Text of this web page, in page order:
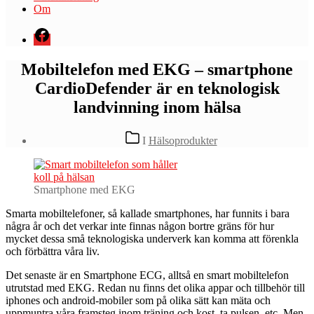
Om
Menyval
Mobiltelefon med EKG – smartphone
CardioDefender är en teknologisk
landvinning inom hälsa
Kategorier
I Hälsoprodukter
Smartphone med EKG
Smarta mobiltelefoner, så kallade smartphones, har funnits i bara
några år och det verkar inte finnas någon bortre gräns för hur
mycket dessa små teknologiska underverk kan komma att förenkla
och förbättra våra liv.
Det senaste är en Smartphone ECG, alltså en smart mobiltelefon
utrutstad med EKG. Redan nu finns det olika appar och tillbehör till
iphones och android-mobiler som på olika sätt kan mäta och